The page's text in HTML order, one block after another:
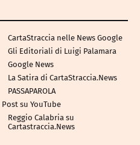
CartaStraccia nelle News Google
Gli Editoriali di Luigi Palamara
Google News
La Satira di CartaStraccia.News
PASSAPAROLA
Post su YouTube
Reggio Calabria su
Cartastraccia.News